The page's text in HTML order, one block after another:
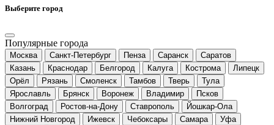
Выберите город
Популярные города
Москва Санкт-Петербург Пенза Саранск
Саратов
Казань
Краснодар Белгород Калуга Кострома
Липецк
Орёл
Рязань Смоленск Тамбов Тверь
Тула
Ярославль
Брянск Воронеж Владимир
Псков
Волгоград
Ростов-на-Дону Ставрополь
Йошкар-Ола
Нижний Новгород
Ижевск Чебоксары Самара
Уфа